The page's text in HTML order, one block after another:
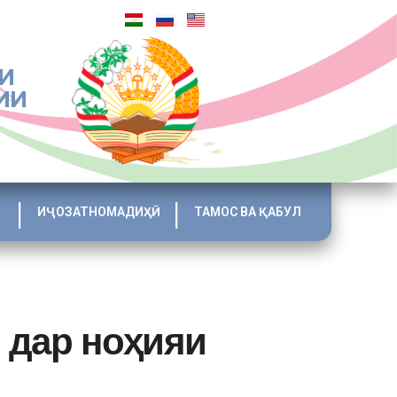
ИҶОЗАТНОМАДИҲӢ ТАМОС ВА ҚАБУЛ
ноҳияи